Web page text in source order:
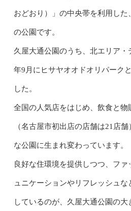
おどおり）」の中央帯を利用した
の公園です。
久屋大通公園のうち、北エリア・
年9月にヒサヤオオドオリパーク
した。
全国の人気店をはじめ、飲食と物
（名古屋市初出店の店舗は21店
な公園に生まれ変わっています。
良好な住環境を提供しつつ、ファ
ュニケーションやリフレッシュ
しているのが、久屋大通公園の大